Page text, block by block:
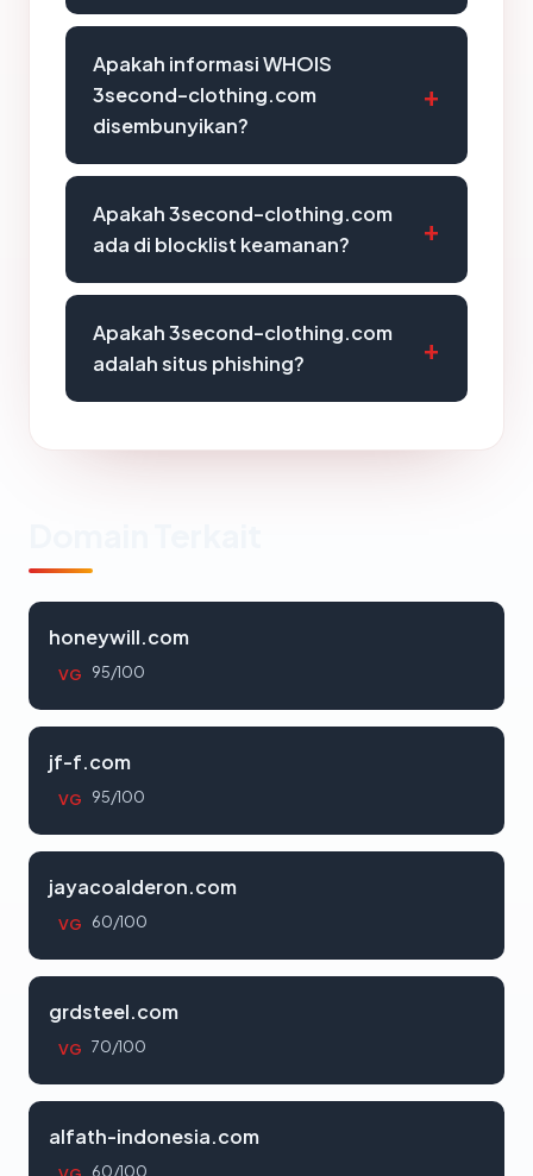
Apakah informasi WHOIS
3second-clothing.com
disembunyikan?
Apakah 3second-clothing.com
ada di blocklist keamanan?
Apakah 3second-clothing.com
adalah situs phishing?
honeywill.com
VG 95/100
jf-f.com
VG 95/100
jayacoalderon.com
VG 60/100
grdsteel.com
VG 70/100
alfath-indonesia.com
60/100